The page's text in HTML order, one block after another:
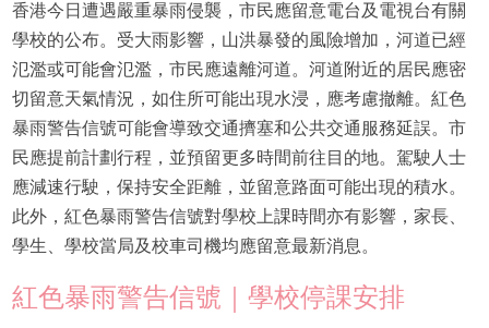
香港今日遭遇嚴重暴雨侵襲，市民應留意電台及電視台有關
學校的公布。受大雨影響，山洪暴發的風險增加，河道已經
氾濫或可能會氾濫，市民應遠離河道。河道附近的居民應密
切留意天氣情況，如住所可能出現水浸，應考慮撤離。紅色
暴雨警告信號可能會導致交通擠塞和公共交通服務延誤。市
民應提前計劃行程，並預留更多時間前往目的地。駕駛人士
應減速行駛，保持安全距離，並留意路面可能出現的積水。
此外，紅色暴雨警告信號對學校上課時間亦有影響，家長、
學生、學校當局及校車司機均應留意最新消息。
紅色暴雨警告信號｜學校停課安排